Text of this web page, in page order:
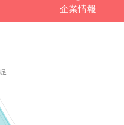
企業情報